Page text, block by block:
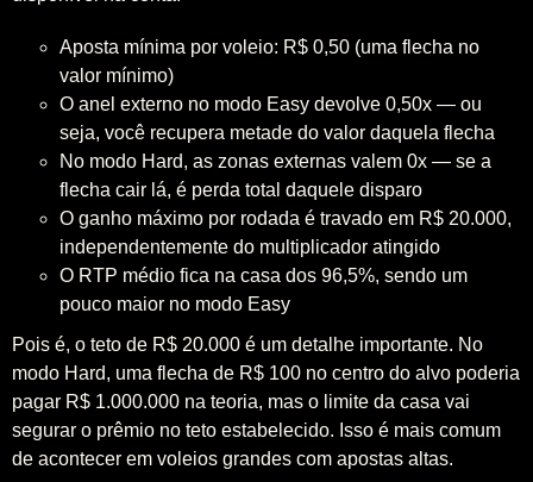
Aposta mínima por voleio: R$ 0,50 (uma flecha no
valor mínimo)
O anel externo no modo Easy devolve 0,50x — ou
seja, você recupera metade do valor daquela flecha
No modo Hard, as zonas externas valem 0x — se a
flecha cair lá, é perda total daquele disparo
O ganho máximo por rodada é travado em R$ 20.000,
independentemente do multiplicador atingido
O RTP médio fica na casa dos 96,5%, sendo um
pouco maior no modo Easy
Pois é, o teto de R$ 20.000 é um detalhe importante. No
modo Hard, uma flecha de R$ 100 no centro do alvo poderia
pagar R$ 1.000.000 na teoria, mas o limite da casa vai
segurar o prêmio no teto estabelecido. Isso é mais comum
de acontecer em voleios grandes com apostas altas.